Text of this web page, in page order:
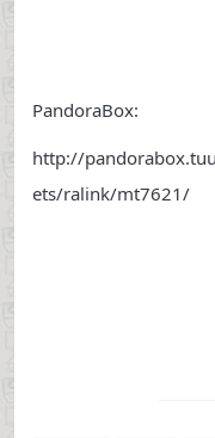
PandoraBox:
http://
ets/ralink/mt7621/